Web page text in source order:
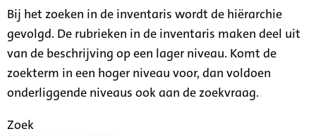
Bij het zoeken in de inventaris wordt de hiërarchie
gevolgd. De rubrieken in de inventaris maken deel uit
van de beschrijving op een lager niveau. Komt de
zoekterm in een hoger niveau voor, dan voldoen
onderliggende niveaus ook aan de zoekvraag.
Zoek